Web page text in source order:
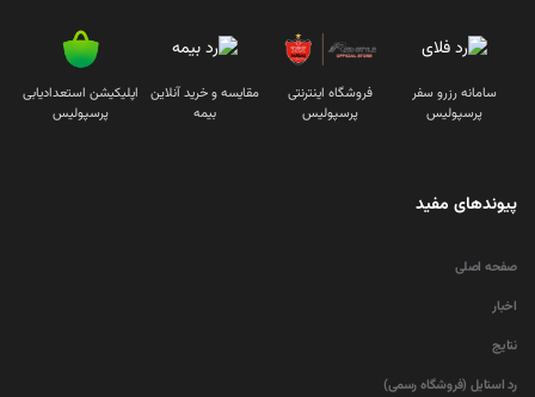
سامانه رزرو سفر
پرسپولیس
فروشگاه اینترنتی
پرسپولیس
مقایسه و خرید آنلاین
بیمه
اپلیکیشن استعدادیابی
پرسپولیس
پیوندهای مفید
صفحه اصلی
اخبار
نتایج
رد استایل (فروشگاه رسمی)